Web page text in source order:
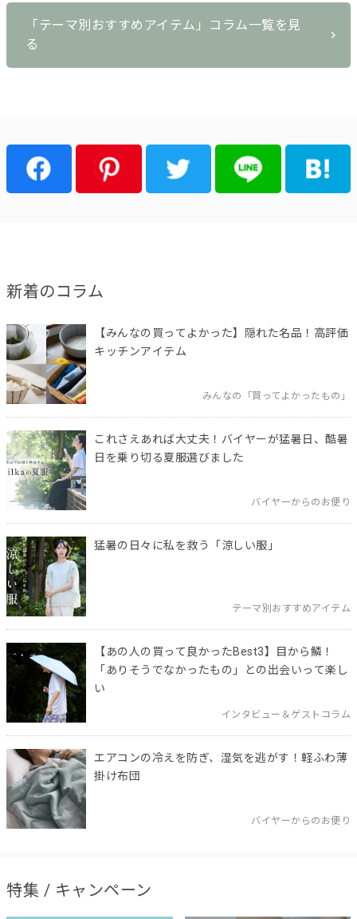
「テーマ別おすすめアイテム」コラム一覧を見
る
新着のコラム
【みんなの買ってよかった】隠れた名品！高評価
キッチンアイテム
みんなの「買ってよかったもの」
これさえあれば大丈夫！バイヤーが猛暑日、酷暑
日を乗り切る夏服選びました
バイヤーからのお便り
猛暑の日々に私を救う「涼しい服」
テーマ別おすすめアイテム
【あの人の買って良かったBest3】目から鱗！
「ありそうでなかったもの」との出会いって楽し
い
インタビュー＆ゲストコラム
エアコンの冷えを防ぎ、湿気を逃がす！軽ふわ薄
掛け布団
バイヤーからのお便り
特集 / キャンペーン